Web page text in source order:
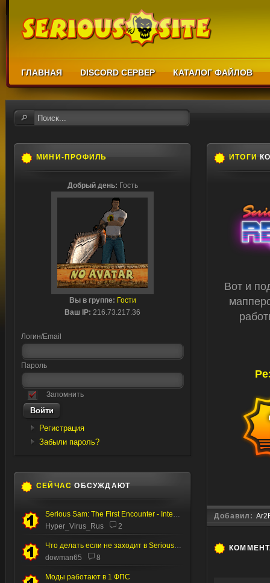
ГЛАВНАЯ DISCORD СЕРВЕР КАТАЛОГ ФАЙЛОВ
ИТОГИ
Вот и
Добавил:
МИНИ-ПРОФИЛЬ
Добрый день: Гость
Вы в группе: Гости
Ваш IP: 216.73.217.36
Логин/Email
Пароль
Запомнить
Регистрация
Забыли пароль?
СЕЙЧАС ОБСУЖДАЮТ
Serious Sam: The First Encounter - Internal Test
Hyper_Virus_Rus
2
Что делать если не заходит в Serious editor
dowman65
8
Моды работают в 1 ФПС